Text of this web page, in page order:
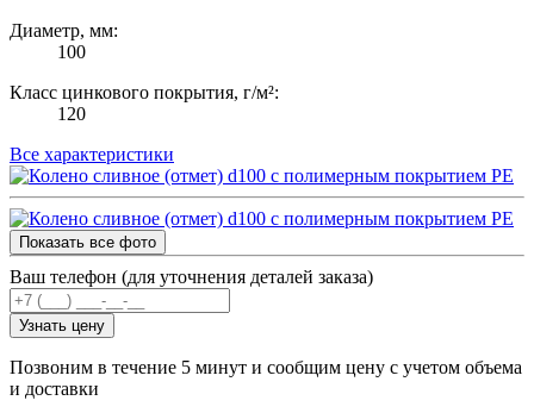
Диаметр, мм:
100
Класс цинкового покрытия, г/м²:
120
Все характеристики
Показать все фото
Ваш телефон (для уточнения деталей заказа)
Узнать цену
Позвоним в течение 5 минут и сообщим цену с учетом объема
и доставки